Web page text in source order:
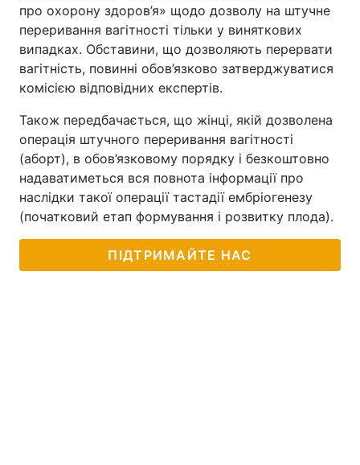
про охорону здоров’я» щодо дозволу на штучне
переривання вагітності тільки у виняткових
випадках. Обставини, що дозволяють перервати
вагітність, повинні обов’язково затверджуватися
комісією відповідних експертів.
Також передбачається, що жінці, якій дозволена
операція штучного переривання вагітності
(аборт), в обов’язковому порядку і безкоштовно
надаватиметься вся повнота інформації про
наслідки такої операції тастадії ембріогенезу
(початковий етап формування і розвитку плода).
ПІДТРИМАЙТЕ НАС